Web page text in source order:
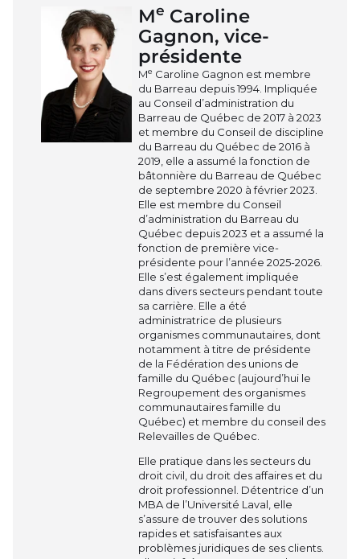
Me Caroline
Gagnon, vice-
présidente
Me Caroline Gagnon est membre
du Barreau depuis 1994. Impliquée
au Conseil d’administration du
Barreau de Québec de 2017 à 2023
et membre du Conseil de discipline
du Barreau du Québec de 2016 à
2019, elle a assumé la fonction de
bâtonnière du Barreau de Québec
de septembre 2020 à février 2023.
Elle est membre du Conseil
d’administration du Barreau du
Québec depuis 2023 et a assumé la
fonction de première vice-
présidente pour l’année 2025-2026.
Elle s’est également impliquée
dans divers secteurs pendant toute
sa carrière. Elle a été
administratrice de plusieurs
organismes communautaires, dont
notamment à titre de présidente
de la Fédération des unions de
famille du Québec (aujourd’hui le
Regroupement des organismes
communautaires famille du
Québec) et membre du conseil des
Relevailles de Québec.
Elle pratique dans les secteurs du
droit civil, du droit des affaires et du
droit professionnel. Détentrice d’un
MBA de l’Université Laval, elle
s’assure de trouver des solutions
rapides et satisfaisantes aux
problèmes juridiques de ses clients.